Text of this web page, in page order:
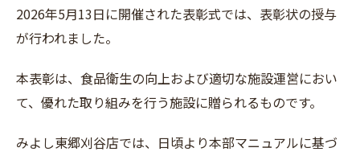
2026年5月13日に開催された表彰式では、表彰状の授与
が行われました。
本表彰は、食品衛生の向上および適切な施設運営におい
て、優れた取り組みを行う施設に贈られるものです。
みよし東郷刈谷店では、日頃より本部マニュアルに基づ